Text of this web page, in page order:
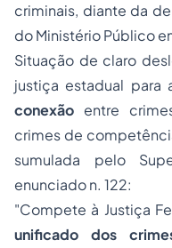
criminais, diante da
do Ministério Público
Situação de claro
justiça estadual para
conexão entre
crimes de
sumulada pelo
enunciado n. 122:
"Compete à Justiça
unificado dos